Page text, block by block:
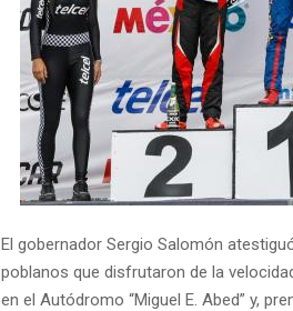
El gobernador Sergio Salomón
poblanos que disfrutaron de la
en el Autódromo “Miguel E. Abed” y,